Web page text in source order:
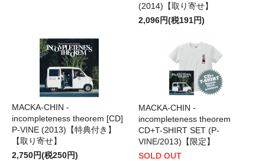
(2014)【取り寄せ】
2,096円(税191円)
MACKA-CHIN -
incompleteness theorem [CD]
P-VINE (2013)【特典付き】
【取り寄せ】
2,750円(税250円)
MACKA-CHIN -
incompleteness theorem
CD+T-SHIRT SET (P-
VINE/2013)【限定】
SOLD OUT